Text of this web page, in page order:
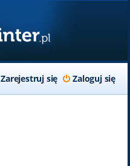
Zaloguj się
Zarejestruj się